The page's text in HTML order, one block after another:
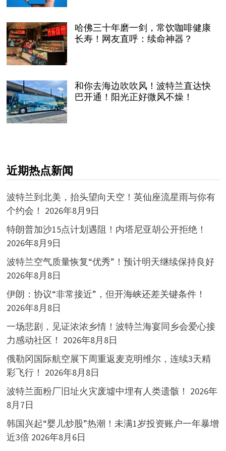
哈佛三十年磨一剑，常饮咖啡健康
长寿！网友直呼：续命神器？
和你去海边吹吹风！波特兰直达快
巴开通！阳光正好微风不燥！
近期热点新闻
波特兰到北美，抬头望向天空！英仙座流星雨与你有
个约会！ 2026年8月9日
特朗普加沙15点计划遇阻！内塔尼亚胡公开拒绝！
2026年8月9日
波特兰空气质量恢复“优秀”！预计明天继续保持良好
2026年8月8日
伊朗：协议“非常接近”，但开海峡还差关键条件！
2026年8月8日
一场悲剧，见证浓浓乡情！波特兰海宴同乡会爱心接
力感动社区！ 2026年8月8日
俄勒冈国际航空展下周重返麦克明维尔，连续3天精
彩飞行！ 2026年8月8日
波特兰面粉厂旧址火灾废墟中埋有人类遗骸！ 2026年
8月7日
韩国兴起“婴儿炒股”热潮！未满1岁投资账户一年暴增
近3倍 2026年8月6日